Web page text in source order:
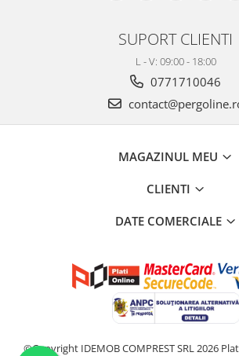
SUPORT CLIENTI
L - V: 09:00 - 18:00
0771710046
MAGAZINUL MEU
CLIENTI
DATE COMERCIALE
©Copyright IDEMOB COMPREST SRL 2026